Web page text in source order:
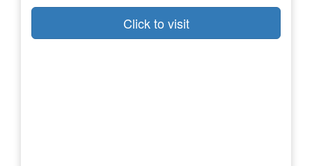
Click to visit